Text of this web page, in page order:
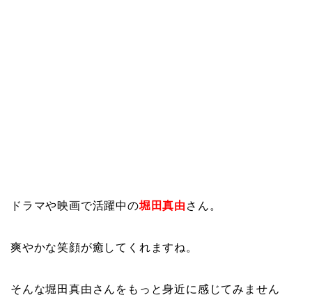
ドラマや映画で活躍中の堀田真由 さん。
爽やかな笑顔が癒してくれますね。
そんな堀田真由さんをもっと身近に感じてみません